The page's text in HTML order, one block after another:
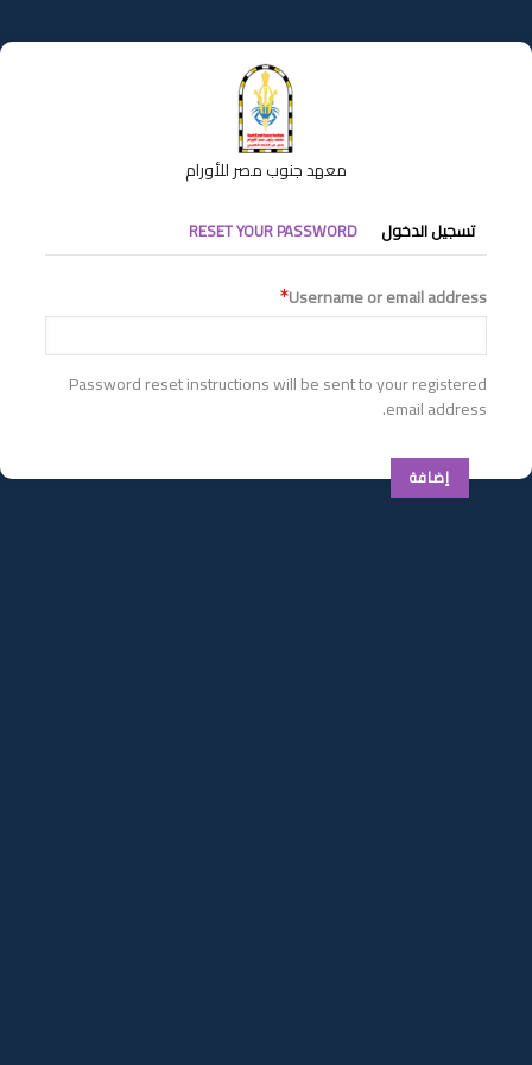
إلى
المحتوى
معهد جنوب مصر للأورام
التبويبات
الأساسية
تسجيل الدخول RESET YOUR PASSWORD
Username or email address
Password reset instructions will be sent to your registered
email address.